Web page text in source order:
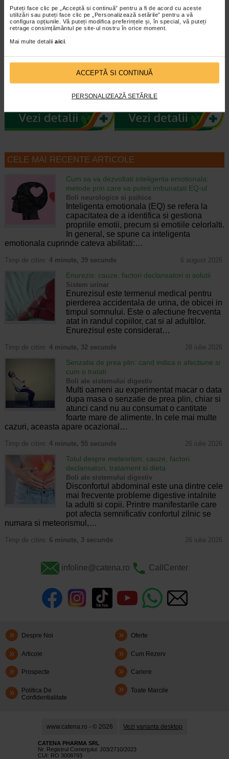
Puteți face clic pe „Acceptă si continuă” pentru a fi de acord cu aceste
utilizări sau puteți face clic pe „Personalizează setările” pentru a vă
configura opțiunile. Vă puteți modifica preferințele și, în special, vă puteți
retrage consimțământul pe site-ul nostru în orice moment.
Mai multe detalii aici.
ACCEPTĂ SI CONTINUĂ
PERSONALIZEAZĂ SETĂRILE
anticadere, 200 ml…
Stresul, alimentatia deficitara,
treptat, in timp, la caderea parului…
Derma+, 12 fiole, GEROVITAL
se adreseaza oricarui tip de par…
CELE MAI RECENTE ARTICOLE
Cum sa va dezvoltati inteligenta emotionala:
metode prin care va puteti imbunatati EQ-ul
Boli neurologice si psihice
Inteligenta emotionala (EQ) se refera la
capacitatea de a identifica si gestiona
propriile emotii, precum si emotiile celorlalti.
In general, se spune ca inteligenta
emotionala cuprinde cateva abilitati:…
Timp de citire: 4 minute, 39 secunde 6 august 2026
Enurezis: cauze, factori declansatori si solutii
Sistem urinar
Enurezisul este termenul medical pentru
pierderea accidentala de urina, de obicei in
timpul somnului. Este o afectiune frecventa
atat in randul copiilor, cat si al adultilor.
Enurezisul este considerat…
Timp de citire: 4 minute, 32 secunde 28 iulie 2026
Senzatia de prea plin: cand indica o afectiune si
cum o tratati
Boli ale sistemului digestiv
Multi oameni au experimentat macar o data
dupa masa o senzatie de prea plin, chiar si
atunci cand nu au consumat o cantitate
foarte mare de alimente. In cele mai multe
cazuri, aceasta apare ocazional…
Timp de citire: 4 minute, 55 secunde 26 iulie 2026
Totul despre meteorism: cauze, factori
declansatori, tratament si dieta
Boli ale sistemului digestiv
Disconfortul abdominal este una dintre cele
mai frecvente probleme digestive intalnite
la adulti si copii. Printre manifestarile care
pot afecta semnificativ confortul zilnic se
numara si meteorismul,…
Timp de citire: 6 minute, 3 secunde 26 iulie 2026
infoline@catena.ro CallCenter
Despre Noi Oferte
Articole Cum Rezerv
Prospecte Cariere
Politica De
Confidentialitate
Toate Marcile
www.catena.ro - © 2026 Vezi varianta desktop
CATENA PHARMA SRL
Nr. Registrul Comerţului: J03/2710/2023
CUI: RO 3008793